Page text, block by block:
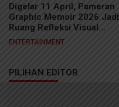
Digelar 11 April, Pameran
Graphic Memoir 2026 Jadi
Ruang Refleksi Visual
Kreator Samarinda
ENTERTAINMENT
PILIHAN EDITOR